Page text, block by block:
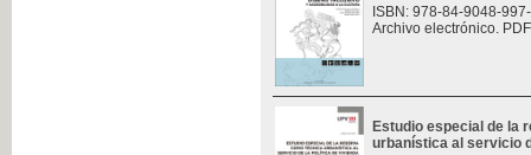
ISBN: 978-84-9048-
Archivo electrónico.
Estudio especial de la
urbanística al servicio